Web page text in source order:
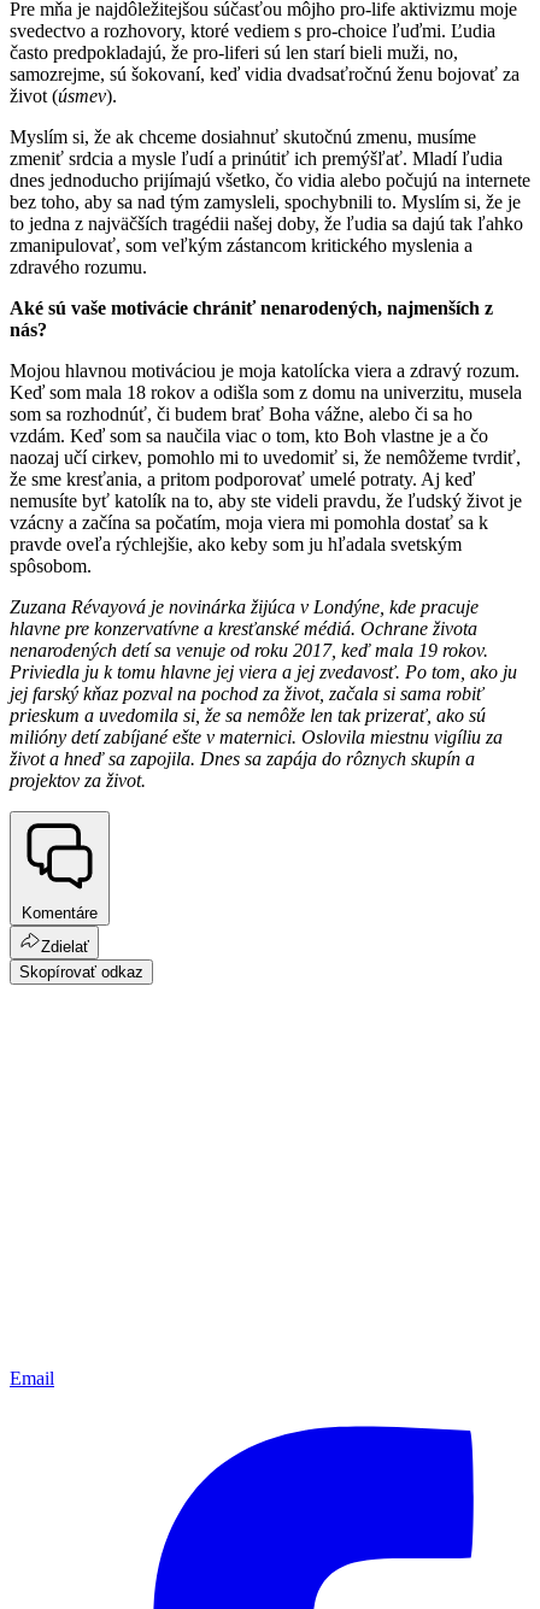
Pre mňa je najdôležitejšou súčasťou môjho pro-life aktivizmu moje
svedectvo a rozhovory, ktoré vediem s pro-choice ľuďmi. Ľudia
často predpokladajú, že pro-liferi sú len starí bieli muži, no,
samozrejme, sú šokovaní, keď vidia dvadsaťročnú ženu bojovať za
život (úsmev).
Myslím si, že ak chceme dosiahnuť skutočnú zmenu, musíme
zmeniť srdcia a mysle ľudí a prinútiť ich premýšľať. Mladí ľudia
dnes jednoducho prijímajú všetko, čo vidia alebo počujú na internete
bez toho, aby sa nad tým zamysleli, spochybnili to. Myslím si, že je
to jedna z najväčších tragédii našej doby, že ľudia sa dajú tak ľahko
zmanipulovať, som veľkým zástancom kritického myslenia a
zdravého rozumu.
Aké sú vaše motivácie chrániť nenarodených, najmenších z
nás?
Mojou hlavnou motiváciou je moja katolícka viera a zdravý rozum.
Keď som mala 18 rokov a odišla som z domu na univerzitu, musela
som sa rozhodnúť, či budem brať Boha vážne, alebo či sa ho
vzdám. Keď som sa naučila viac o tom, kto Boh vlastne je a čo
naozaj učí cirkev, pomohlo mi to uvedomiť si, že nemôžeme tvrdiť,
že sme kresťania, a pritom podporovať umelé potraty. Aj keď
nemusíte byť katolík na to, aby ste videli pravdu, že ľudský život je
vzácny a začína sa počatím, moja viera mi pomohla dostať sa k
pravde oveľa rýchlejšie, ako keby som ju hľadala svetským
spôsobom.
Zuzana Révayová je novinárka žijúca v Londýne, kde pracuje
hlavne pre konzervatívne a kresťanské médiá. Ochrane života
nenarodených detí sa venuje od roku 2017, keď mala 19 rokov.
Priviedla ju k tomu hlavne jej viera a jej zvedavosť. Po tom, ako ju
jej farský kňaz pozval na pochod za život, začala si sama robiť
prieskum a uvedomila si, že sa nemôže len tak prizerať, ako sú
milióny detí zabíjané ešte v maternici. Oslovila miestnu vigíliu za
život a hneď sa zapojila. Dnes sa zapája do rôznych skupín a
projektov za život.
Komentáre
Zdielať
Skopírovať odkaz
Email